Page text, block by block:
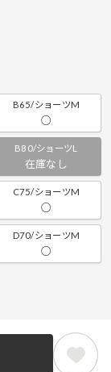
B65/ショーツM
○
B80/ショーツL
在庫なし
C75/ショーツM
○
D70/ショーツM
○